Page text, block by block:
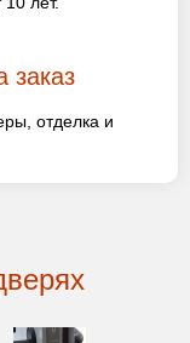
заказ
отделка и